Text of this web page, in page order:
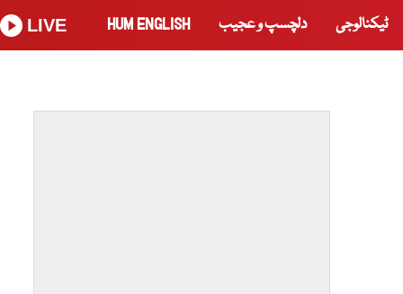
ٹیکنالوجی دلچسپ و عجیب HUM ENGLISH
LIVE